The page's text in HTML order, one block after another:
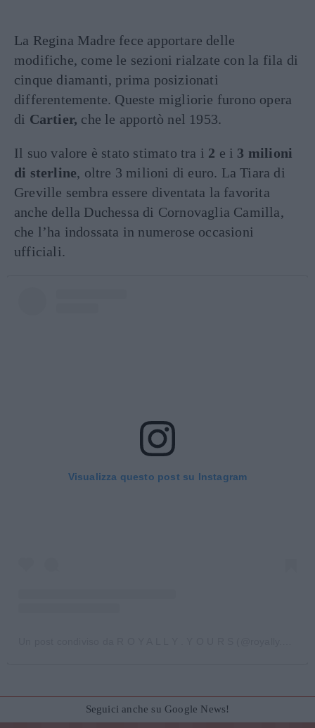
La Regina Madre fece apportare delle
modifiche, come le sezioni rialzate con la fila di
cinque diamanti, prima posizionati
differentemente. Queste migliorie furono opera
di Cartier, che le apportò nel 1953.
Il suo valore è stato stimato tra i 2 e i 3 milioni
di sterline, oltre 3 milioni di euro. La Tiara di
Greville sembra essere diventata la favorita
anche della Duchessa di Cornovaglia Camilla,
che l’ha indossata in numerose occasioni
ufficiali.
Visualizza questo post su Instagram
Seguici anche su Google News!